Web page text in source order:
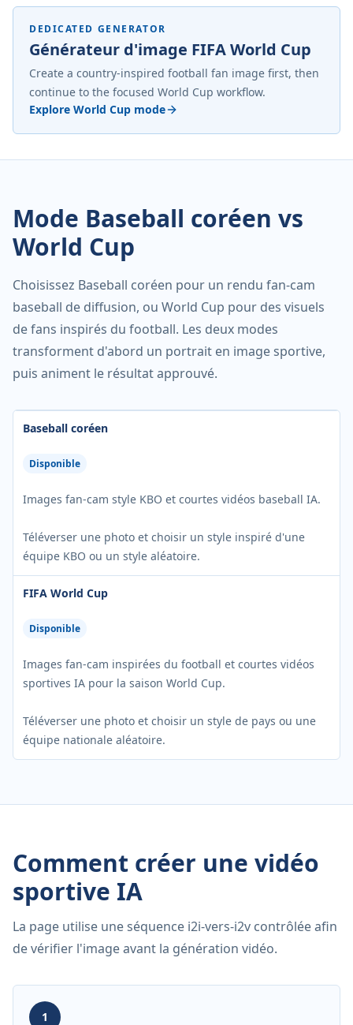
DEDICATED GENERATOR
Générateur d'image FIFA World Cup
Create a country-inspired football fan image first, then
continue to the focused World Cup workflow.
Explore World Cup mode
Mode Baseball coréen vs
World Cup
Choisissez Baseball coréen pour un rendu fan-cam
baseball de diffusion, ou World Cup pour des visuels
de fans inspirés du football. Les deux modes
transforment d'abord un portrait en image sportive,
puis animent le résultat approuvé.
Baseball coréen
Disponible
Images fan-cam style KBO et courtes vidéos baseball IA.
Téléverser une photo et choisir un style inspiré d'une
équipe KBO ou un style aléatoire.
FIFA World Cup
Disponible
Images fan-cam inspirées du football et courtes vidéos
sportives IA pour la saison World Cup.
Téléverser une photo et choisir un style de pays ou une
équipe nationale aléatoire.
Comment créer une vidéo
sportive IA
La page utilise une séquence i2i-vers-i2v contrôlée afin
de vérifier l'image avant la génération vidéo.
1